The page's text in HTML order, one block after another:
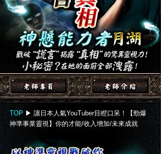
TOP ▶︎讓日本人氣YouTuber目瞪口呆！【勁爆
神準事業靈視】你的才能/收入增加/未來成就